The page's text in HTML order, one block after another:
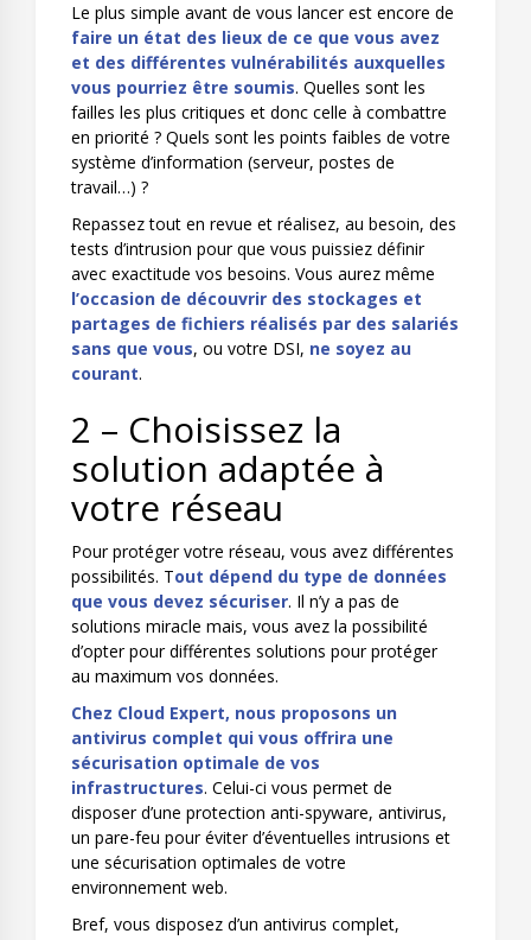
Le plus simple avant de vous lancer est encore de
faire un état des lieux de ce que vous avez
et des différentes vulnérabilités auxquelles
vous pourriez être soumis. Quelles sont les
failles les plus critiques et donc celle à combattre
en priorité ? Quels sont les points faibles de votre
système d’information (serveur, postes de
travail…) ?
Repassez tout en revue et réalisez, au besoin, des
tests d’intrusion pour que vous puissiez définir
avec exactitude vos besoins. Vous aurez même
l’occasion de découvrir des stockages et
partages de fichiers réalisés par des salariés
sans que vous, ou votre DSI, ne soyez au
courant.
2 – Choisissez la
solution adaptée à
votre réseau
Pour protéger votre réseau, vous avez différentes
possibilités. Tout dépend du type de données
que vous devez sécuriser. Il n’y a pas de
solutions miracle mais, vous avez la possibilité
d’opter pour différentes solutions pour protéger
au maximum vos données.
Chez Cloud Expert, nous proposons un
antivirus complet qui vous offrira une
sécurisation optimale de vos
infrastructures. Celui-ci vous permet de
disposer d’une protection anti-spyware, antivirus,
un pare-feu pour éviter d’éventuelles intrusions et
une sécurisation optimales de votre
environnement web.
Bref, vous disposez d’un antivirus complet,